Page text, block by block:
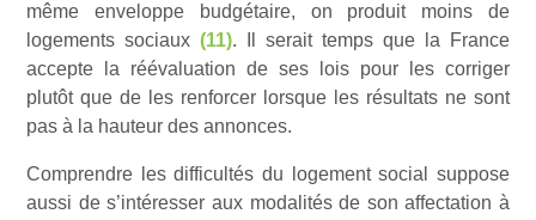
même enveloppe budgétaire, on produit moins de
logements sociaux(11). Il serait temps que la France
accepte la réévaluation de ses lois pour les corriger
plutôt que de les renforcer lorsque les résultats ne sont
pas à la hauteur des annonces.
Comprendre les difficultés du logement social suppose
aussi de s’intéresser aux modalités de son affectation à